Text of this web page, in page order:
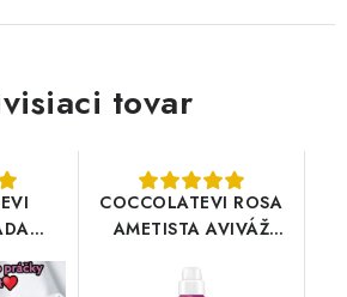
tovar
COCCOLATEVI ROSA
AMETISTA AVIVÁŽ